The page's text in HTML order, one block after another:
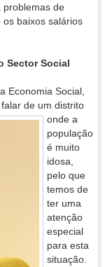
problemas de
os baixos salários
Sector Social
Economia Social,
de um distrito
onde a
população
é muito
idosa,
pelo que
temos de
ter uma
atenção
especial
para esta
situação.